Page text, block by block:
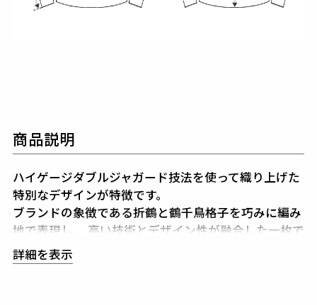
商品説明
ハイゲージダブルジャガード技法を使って織り上げた
特別なデザインが特徴です。
ブランドの象徴である折鶴と鶴千鳥格子を巧みに編み
地で表現し、 高い技術とデザイン性が融合した一枚で
す。
前身頃には、精査されたストライプ調のロゴが施され
詳細を表示